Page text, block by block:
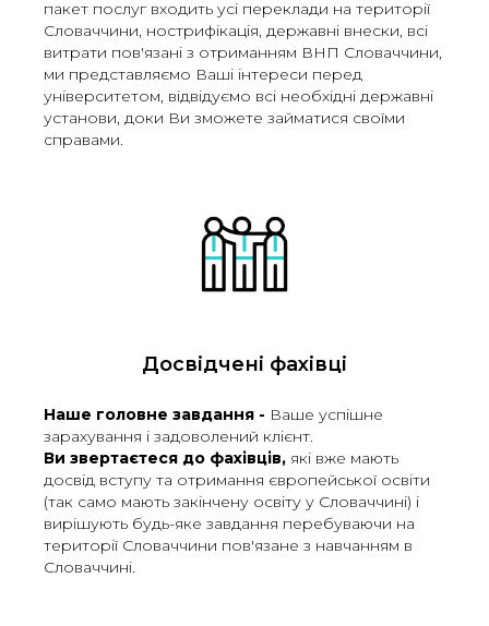
пакет послуг входить усі переклади на території
Словаччини, нострифікація, державні внески, всі
витрати пов'язані з отриманням ВНП Словаччини,
ми представляємо Ваші інтереси перед
університетом, відвідуємо всі необхідні державні
установи, доки Ви зможете займатися своїми
справами.
Досвідчені фахівці
Наше головне завдання - Ваше успішне
зарахування і задоволений клієнт.
Ви звертаєтеся до фахівців, які вже мають
досвід вступу та отримання європейської освіти
(так само мають закінчену освіту у Словаччині) і
вирішують будь-яке завдання перебуваючи на
території Словаччини пов'язане з навчанням в
Словаччині.